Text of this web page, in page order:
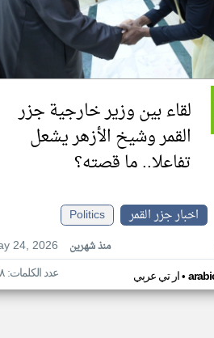
لقاء بين وزير خارجية جزر
القمر وشيخ الأزهر يشعل
تفاعلا.. ما قصته؟
اخبار جزر القمر
Politics
24, 2026
منذ شهرين
ار تي عربي• عدد الكلمات: ٣٢٨